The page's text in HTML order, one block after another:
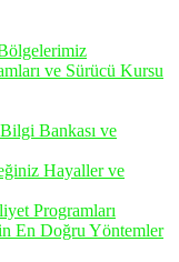
ve Sürücü Kursu
Bankası ve
Hayaller ve
Programları
En Doğru Yöntemler